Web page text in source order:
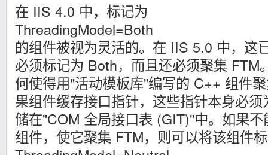
在 IIS 4.0 中，标记为
ThreadingModel=Both
的组件被视为灵活的。在 IIS 5.0 中，这
必须标记为 Both，而且还必须聚集 FTM
何使得用"活动模板库"编写的 C++ 组件
果组件缓存接口指针，这些指针本身必
储在"COM 全局接口表 (GIT)"中。如果
组件，使它聚集 FTM，则可以将该组件